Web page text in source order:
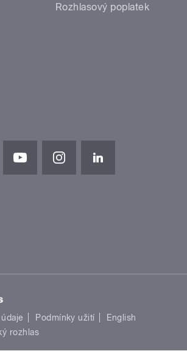
Rozhlasový poplatek
Podmínky užití
English
rozhlas